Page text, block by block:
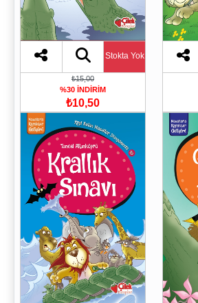
Stokta Yok
₺15,00
%30 İNDİRİM
₺10,50